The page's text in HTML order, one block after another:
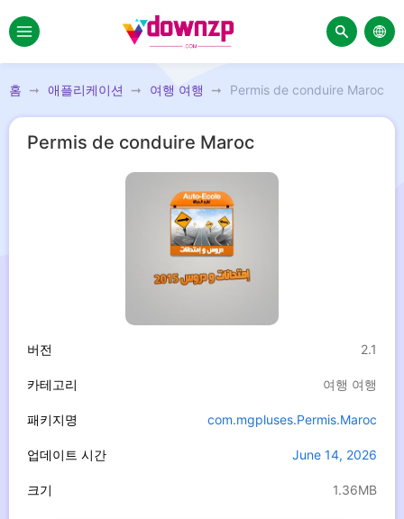
홈 애플리케이션 여행 여행 Permis de conduire Maroc
Permis de conduire Maroc
버전 2.1
카테고리 여행 여행
패키지명 com.mgpluses.Permis.Maroc
업데이트 시간 June 14, 2026
크기 1.36MB